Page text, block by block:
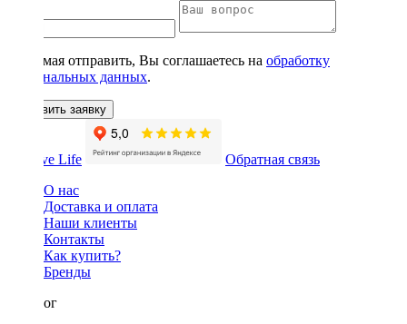
Нажимая отправить, Вы соглашаетесь на обработку
персональных данных.
Оставить заявку
Обратная связь
О нас
Доставка и оплата
Наши клиенты
Контакты
Как купить?
Бренды
Каталог